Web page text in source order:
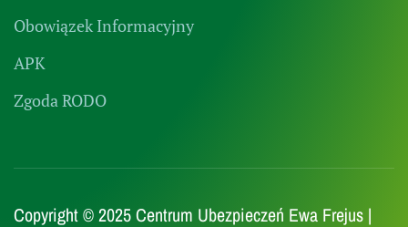
Obowiązek Informacyjny
APK
Zgoda RODO
Copyright © 2025 Centrum Ubezpieczeń Ewa Frejus |